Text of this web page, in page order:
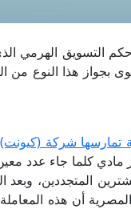
هذا النوع من
تمارسها شركة (كيونت)
كلما جاء عدد
المتجددين،
أن هذه